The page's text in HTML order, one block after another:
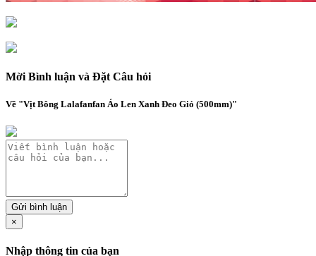
Mời Bình luận và Đặt Câu hỏi
Về "Vịt Bông Lalafanfan Áo Len Xanh Đeo Giỏ (500mm)"
Gửi bình luận
×
Nhập thông tin của bạn